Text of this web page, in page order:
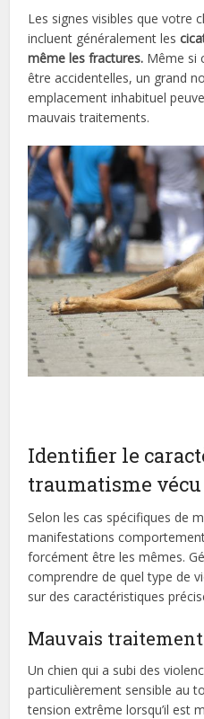
Les signes visibles que votre
incluent généralement les
même les fractures. Même si
être accidentelles, un grand
emplacement inhabituel
mauvais traitements.
Identifier le
traumatisme vécu
Selon les cas spécifiques de
manifestations
forcément être les mêmes.
comprendre de quel type de
sur des caractéristiques
Mauvais
Un chien qui a subi des
particulièrement sensible au
tension extrême lorsqu’il est